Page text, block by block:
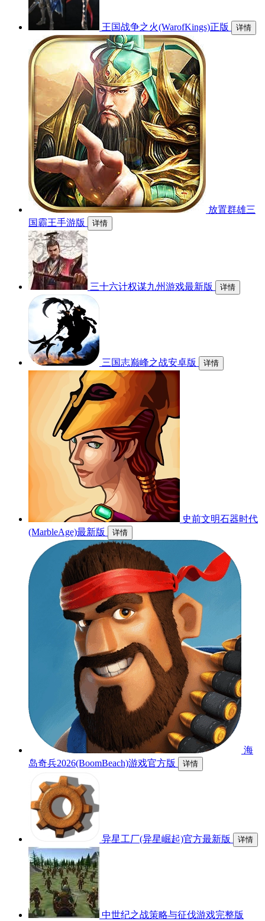
王国战争之火(WarofKings)正版 详情
放置群雄三
国霸王手游版
详情
三十六计权谋九州游戏最新版 详情
三国志巅峰之战安卓版 详情
史前文明石器时代
(MarbleAge)最新版
详情
海
岛奇兵2026(BoomBeach)游戏官方版
详情
异星工厂(异星崛起)官方最新版 详情
中世纪之战策略与征伐游戏完整版